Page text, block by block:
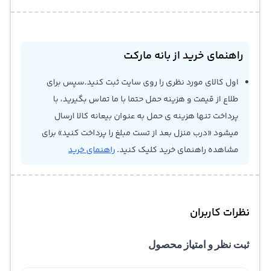
راهنمای خرید از بانه مارکت
اول کالای مورد نظری را روی سایت ثبت کنید.سپس برای
طلاع از قیمت و هزینه حمل حتما با ما تماس بگیرید، با
پرداخت تنها هزینه ی حمل به عنوان بیعانه کالا ارسال
میشود «درب منزل بعد از تست مبلغ را پرداخت کنید» برای
مشاهده راهنمای خرید کلیک کنید. راهنمای خرید
نظرات کاربران
ثبت نظر و امتیاز محصول